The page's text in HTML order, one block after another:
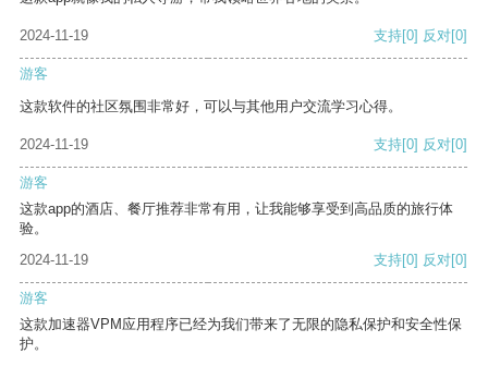
2024-11-19 支持[0] 反对[0]
游客
这款软件的社区氛围非常好，可以与其他用户交流学习心得。
2024-11-19 支持[0] 反对[0]
游客
这款app的酒店、餐厅推荐非常有用，让我能够享受到高品质的旅行体
验。
2024-11-19
支持[0] 反对[0]
游客
这款加速器VPM应用程序已经为我们带来了无限的隐私保护和安全性保
护。